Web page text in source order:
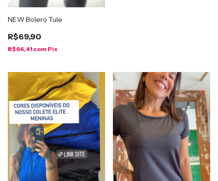
NEW Bolero Tule
R$69,90
R$66,41 com Pix